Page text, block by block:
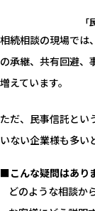
相続相談の現場では
の承継、共有回避、
増えています。
ただ、民事信託とい
いない企業様も多い
■こんな疑問はあり
どのような相談か